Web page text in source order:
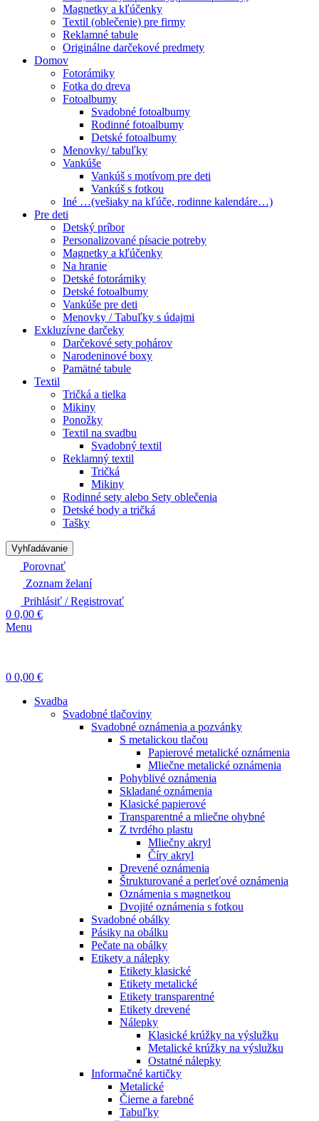
Magnetky a kľúčenky
Textil (oblečenie) pre firmy
Reklamné tabule
Originálne darčekové predmety
Domov
Fotorámiky
Fotka do dreva
Fotoalbumy
Svadobné fotoalbumy
Rodinné fotoalbumy
Detské fotoalbumy
Menovky/ tabuľky
Vankúše
Vankúš s motívom pre deti
Vankúš s fotkou
Iné …(vešiaky na kľúče, rodinne kalendáre…)
Pre deti
Detský príbor
Personalizované písacie potreby
Magnetky a kľúčenky
Na hranie
Detské fotorámiky
Detské fotoalbumy
Vankúše pre deti
Menovky / Tabuľky s údajmi
Exkluzívne darčeky
Darčekové sety pohárov
Narodeninové boxy
Pamätné tabule
Textil
Tričká a tielka
Mikiny
Ponožky
Textil na svadbu
Svadobný textil
Reklamný textil
Tričká
Mikiny
Rodinné sety alebo Sety oblečenia
Detské body a tričká
Tašky
Vyhľadávanie
Porovnať
Zoznam želaní
Prihlásiť / Registrovať
0 0,00 €
Menu
0 0,00 €
Svadba
Svadobné tlačoviny
Svadobné oznámenia a pozvánky
S metalickou tlačou
Papierové metalické oznámenia
Mliečne metalické oznámenia
Pohyblivé oznámenia
Skladané oznámenia
Klasické papierové
Transparentné a mliečne ohybné
Z tvrdého plastu
Mliečny akryl
Číry akryl
Drevené oznámenia
Štrukturované a perleťové oznámenia
Oznámenia s magnetkou
Dvojité oznámenia s fotkou
Svadobné obálky
Pásiky na obálku
Pečate na obálky
Etikety a nálepky
Etikety klasické
Etikety metalické
Etikety transparentné
Etikety drevené
Nálepky
Klasické krúžky na výslužku
Metalické krúžky na výslužku
Ostatné nálepky
Informačné kartičky
Metalické
Čierne a farebné
Tabuľky